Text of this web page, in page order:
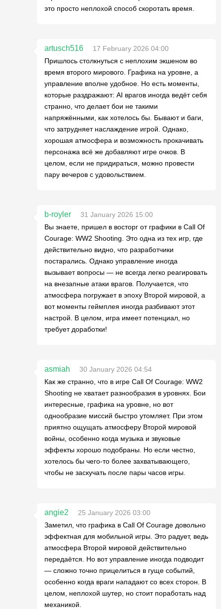
это просто неплохой способ скоротать время.
artusch516
17 February 2026 04:00
Пришлось столкнуться с неплохим экшеном во
время второго мирового. Графика на уровне, а
управление вполне удобное. Но есть моменты,
которые раздражают: AI врагов иногда ведёт себя
странно, что делает бои не такими
напряжёнными, как хотелось бы. Бывают и баги,
что затрудняет наслаждение игрой. Однако,
хорошая атмосфера и возможность прокачивать
персонажа всё же добавляют игре очков. В
целом, если не придираться, можно провести
пару вечеров с удовольствием.
b-royler
31 January 2026 15:00
Вы знаете, пришел в восторг от графики в Call Of
Courage: WW2 Shooting. Это одна из тех игр, где
действительно видно, что разработчики
постарались. Однако управление иногда
вызывает вопросы — не всегда легко реагировать
на внезапные атаки врагов. Получается, что
атмосфера погружает в эпоху Второй мировой, а
вот моменты геймплея иногда разбивают этот
настрой. В целом, игра имеет потенциал, но
требует доработки!
asmiah
30 January 2026 04:54
Как же странно, что в игре Call Of Courage: WW2
Shooting не хватает разнообразия в уровнях. Бои
интересные, графика на уровне, но вот
однообразие миссий быстро утомляет. При этом
приятно ощущать атмосферу Второй мировой
войны, особенно когда музыка и звуковые
эффекты хорошо подобраны. Но если честно,
хотелось бы чего-то более захватывающего,
чтобы не заскучать после пары часов игры.
angie2
25 January 2026 03:00
Заметил, что графика в Call Of Courage довольно
эффектная для мобильной игры. Это радует, ведь
атмосфера Второй мировой действительно
передаётся. Но вот управление иногда подводит
— сложно точно прицелиться в гуще событий,
особенно когда враги нападают со всех сторон. В
целом, неплохой шутер, но стоит поработать над
механикой.